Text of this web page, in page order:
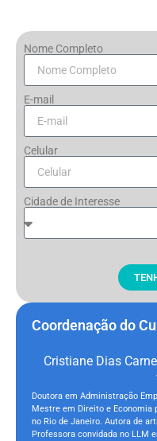
Nome Completo
E-mail
Celular
Cidade de Interesse
Coordenação do
Cristiane Dias
Doutora em Administração
Mestre em Direito e Economia
no Rio de Janeiro. Autora de
Professora convidada no LLM